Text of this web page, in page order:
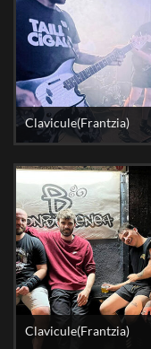
Clavicule(Frantzia)
Clavicule(Frantzia)